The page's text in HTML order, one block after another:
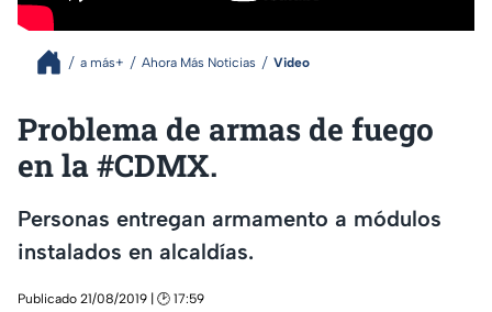
a más+ Ahora Más Noticias Video
Problema de armas de fuego
en la #CDMX.
Personas entregan armamento a módulos
instalados en alcaldías.
Publicado 21/08/2019 | 🕑 17:59